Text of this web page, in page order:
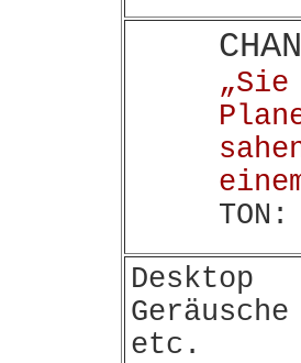
Desktop
etc.